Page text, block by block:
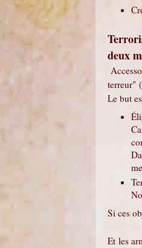
deux
terreur"
Le but
Si ces
Et les